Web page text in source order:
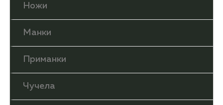
Ножи
Манки
Приманки
Чучела